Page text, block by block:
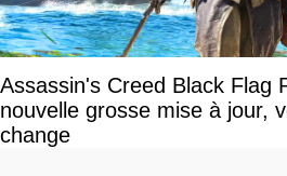
Assassin's Creed Black Flag
nouvelle grosse mise à jour,
change